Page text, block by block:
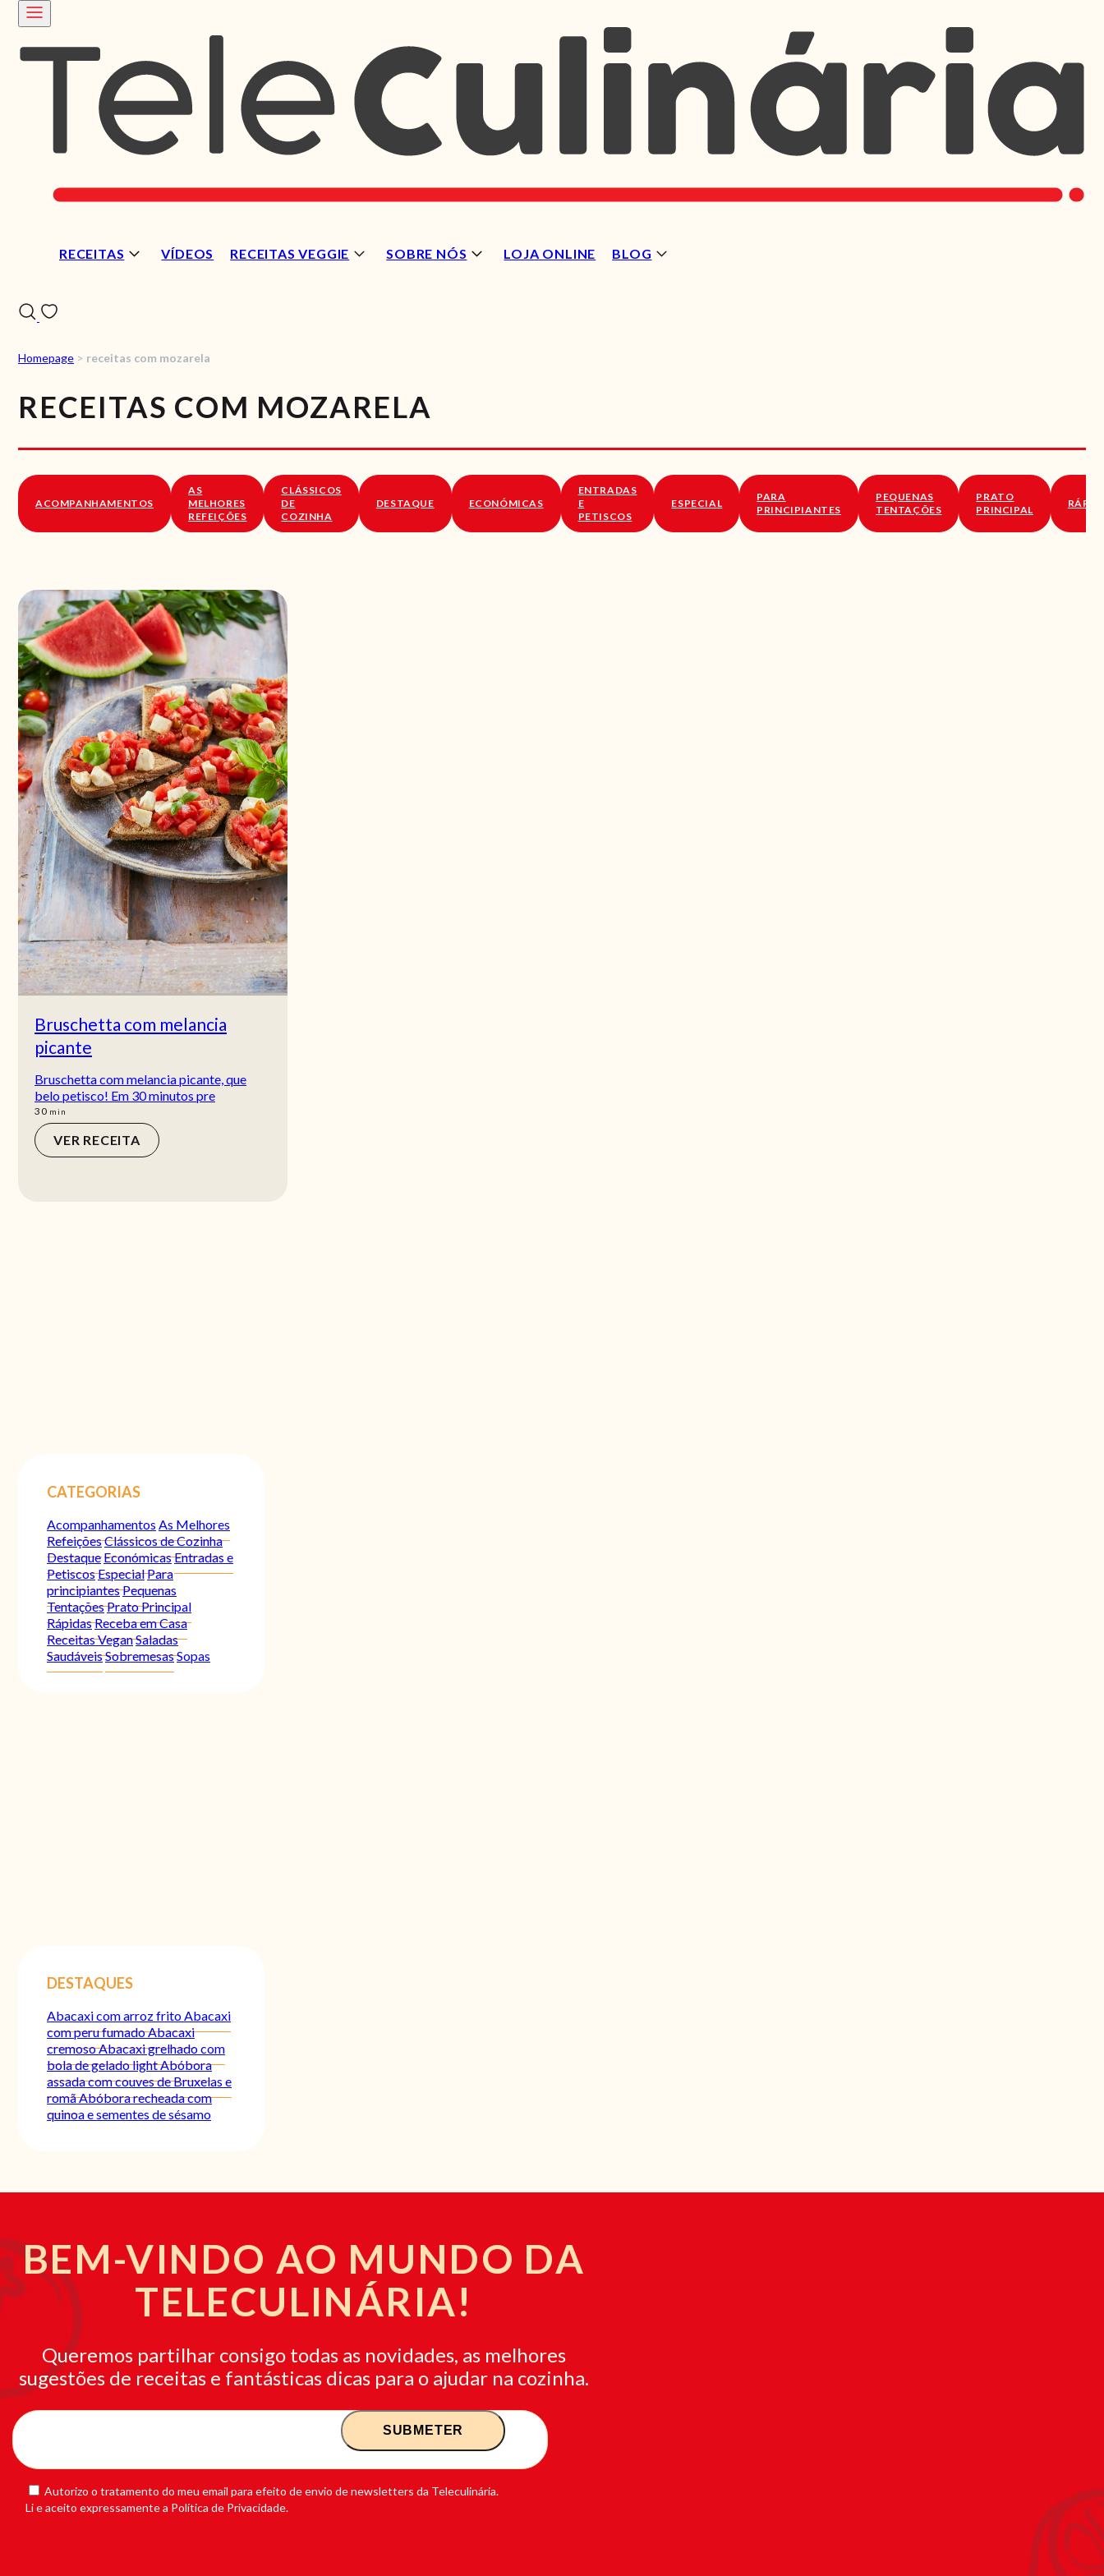
RECEITAS VÍDEOS RECEITAS VEGGIE SOBRE NÓS LOJA ONLINE BLOG
SOBRE NÓS
Homepage > receitas com mozarela
RECEITAS COM MOZARELA
ACOMPANHAMENTOS
AS
MELHORES
REFEIÇÕES
CLÁSSICOS
DE
COZINHA
DESTAQUE ECONÓMICAS
ENTRADAS
E
PETISCOS
ESPECIAL
PARA
PRINCIPIANTES
PEQUENAS
TENTAÇÕES
PRATO
PRINCIPAL
Bruschetta com melancia
picante
Bruschetta com melancia picante, que
belo petisco! Em 30 minutos pre
30min
min
VER RECEITA
CATEGORIAS
Acompanhamentos As Melhores
RefeiçõesClássicos de Cozinha
Destaque EconómicasEntradas e
PetiscosEspecialPara
principiantesPequenas
TentaçõesPrato Principal
RápidasReceba em Casa
Receitas VeganSaladas
SaudáveisSobremesasSopas
DESTAQUES
Abacaxi com arroz fritoAbacaxi
com peru fumadoAbacaxi
cremosoAbacaxi grelhado com
bola de gelado lightAbóbora
assada com couves de Bruxelas e
romãAbóbora recheada com
quinoa e sementes de sésamo
BEM-VINDO AO MUNDO DA
TELECULINÁRIA!
Queremos partilhar consigo todas as novidades, as melhores
sugestões de receitas e fantásticas dicas para o ajudar na cozinha.
Autorizo o tratamento do meu email para efeito de envio de newsletters da Teleculinária.
Li e aceito expressamente a Política de Privacidade.